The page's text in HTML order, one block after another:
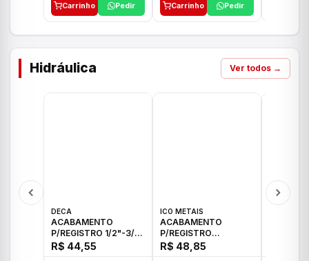
Carrinho Pedir Carrinho Pedir
Hidráulica Ver todos →
DECA
ACABAMENTO
P/REGISTRO 1/2"-3/4"
E 1"C21.PQ DECA
R$ 44,55
ICO METAIS
ACABAMENTO
P/REGISTRO
1/2"-3/4"-1" ACB M
CS 33 ICO
R$ 48,85